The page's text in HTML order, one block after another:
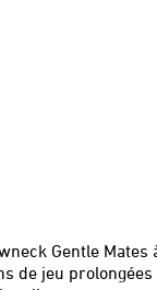
Gentle Mates
de jeu prolongées